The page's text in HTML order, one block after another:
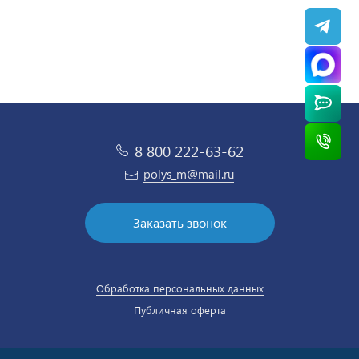
8 800 222-63-62
polys_m@mail.ru
Заказать звонок
Обработка персональных данных
Публичная оферта